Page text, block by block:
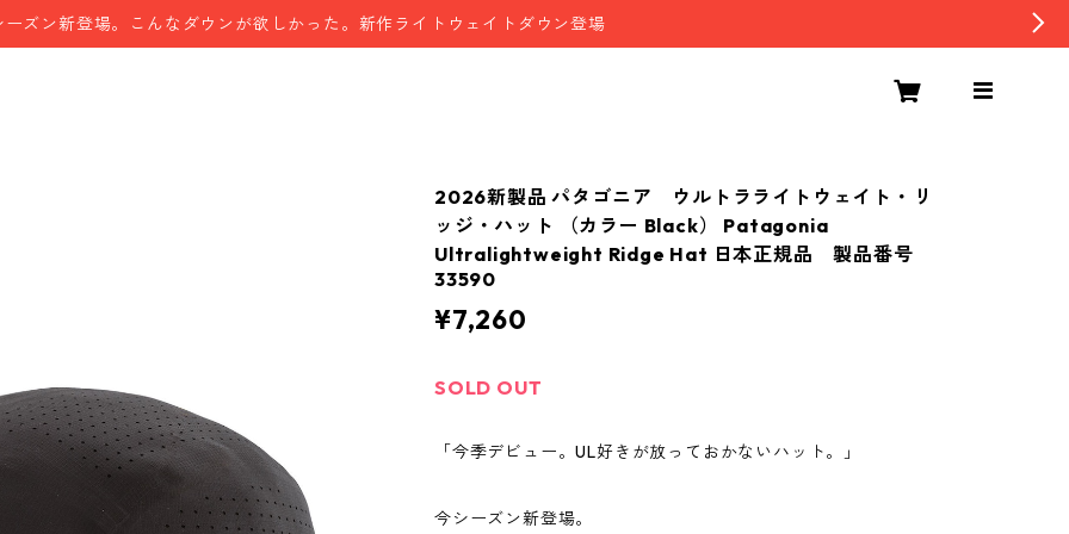
ーズン新登場。こんなダウンが欲しかった。新作ライトウェイトダウン登場
2026新製品 パタゴニア ウルトラライトウェイト・リ
ッジ・ハット （カラー Black） Patagonia
Ultralightweight Ridge Hat 日本正規品 製品番号
33590
¥7,260
SOLD OUT
「今季デビュー。UL好きが放っておかないハット。」
今シーズン新登場。